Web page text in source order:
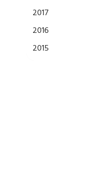
2017
2016
2015